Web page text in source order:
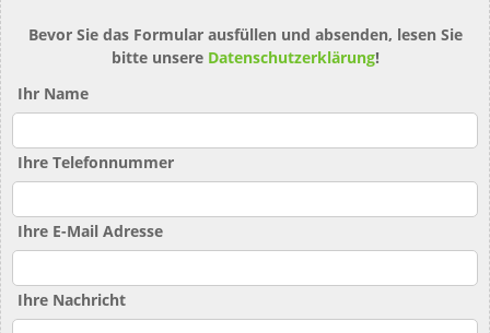
Bevor Sie das Formular ausfüllen und absenden, lesen Sie
bitte unsere Datenschutzerklärung!
Ihr Name
Ihre Telefonnummer
Ihre E-Mail Adresse
Ihre Nachricht